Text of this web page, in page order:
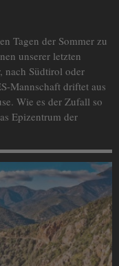
Tagen der Sommer zu
unserer letzten
nach Südtirol oder
Mannschaft driftet aus
Wie es der Zufall so
Epizentrum der